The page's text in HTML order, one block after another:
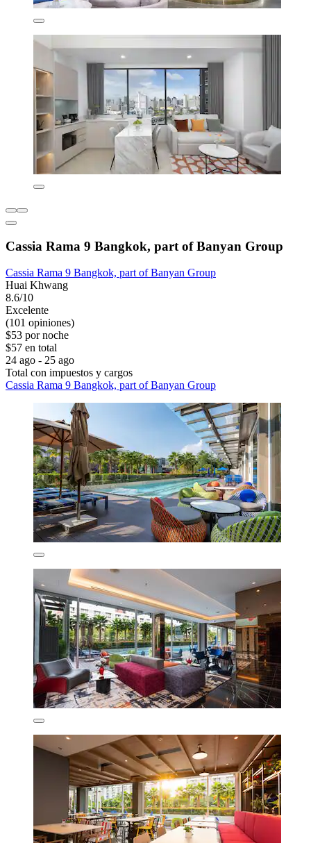
Cassia Rama 9 Bangkok, part of Banyan Group
Cassia Rama 9 Bangkok, part of Banyan Group
Huai Khwang
8.6/10
Excelente
(101 opiniones)
$53 por noche
$57 en total
24 ago - 25 ago
Total con impuestos y cargos
Cassia Rama 9 Bangkok, part of Banyan Group